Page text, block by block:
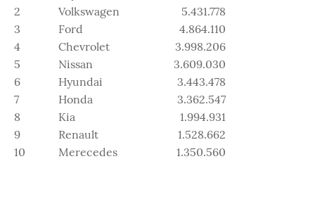
2
Volkswagen
5.431.778
3
Ford
4.864.110
4
Chevrolet
3.998.206
5
Nissan
3.609.030
6
Hyundai
3.443.478
7
Honda
3.362.547
8
Kia
1.994.931
9
Renault
1.528.662
10
Merecedes 1.350.560